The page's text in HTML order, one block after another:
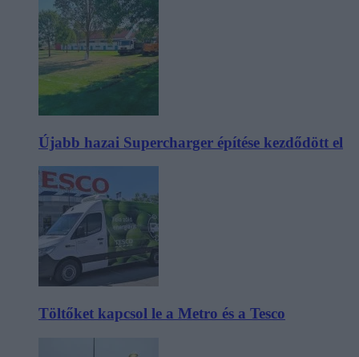
Újabb hazai Supercharger építése kezdődött el
Töltőket kapcsol le a Metro és a Tesco